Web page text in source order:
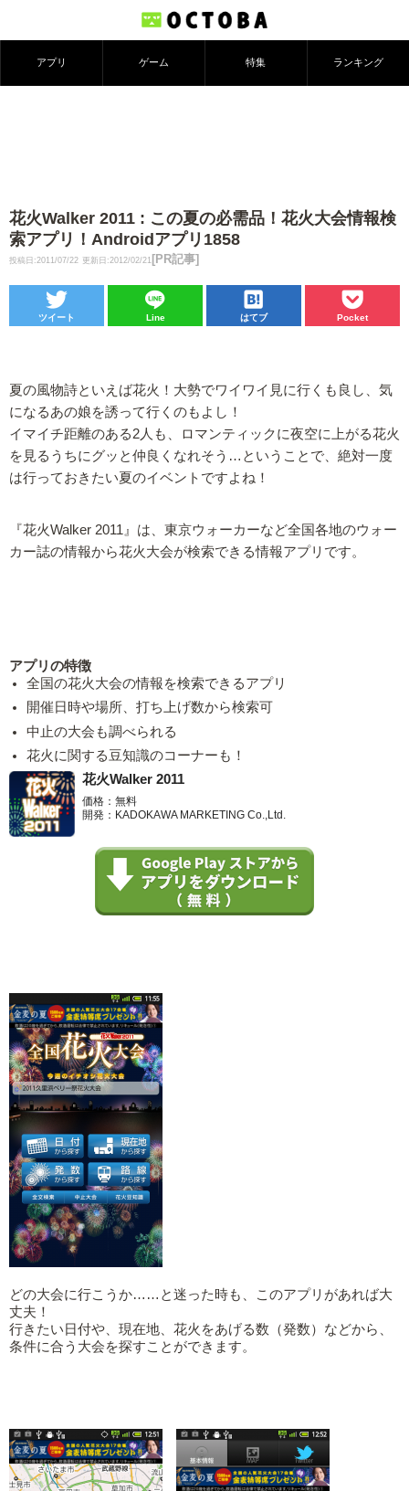
アプリ ゲーム 特集 ランキング
花火Walker 2011 : この夏の必需品！花火大会情報検
索アプリ！Androidアプリ1858
投稿日:2011/07/22 更新日:2012/02/21 [PR記事]
ツイート Line はてブ Pocket
夏の風物詩といえば花火！大勢でワイワイ見に行くも良し、気
になるあの娘を誘って行くのもよし！
イマイチ距離のある2人も、ロマンティックに夜空に上がる花火
を見るうちにグッと仲良くなれそう…ということで、絶対一度
は行っておきたい夏のイベントですよね！
『花火Walker 2011』は、東京ウォーカーなど全国各地のウォー
カー誌の情報から花火大会が検索できる情報アプリです。
アプリの特徴
全国の花火大会の情報を検索できるアプリ
開催日時や場所、打ち上げ数から検索可
中止の大会も調べられる
花火に関する豆知識のコーナーも！
花火Walker 2011
価格：無料
開発：KADOKAWA MARKETING Co.,Ltd.
どの大会に行こうか……と迷った時も、このアプリがあれば大
丈夫！
行きたい日付や、現在地、花火をあげる数（発数）などから、
条件に合う大会を探すことができます。